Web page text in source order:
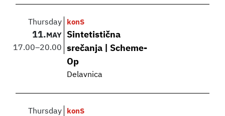
Thursday
11. MAY
17.00–20.00
konS
Sintetistična
srečanja | Scheme-
Op
Delavnica
Thursday konS